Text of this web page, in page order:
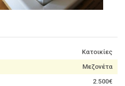
Κατοικίες
Μεζονέτα
2.500€